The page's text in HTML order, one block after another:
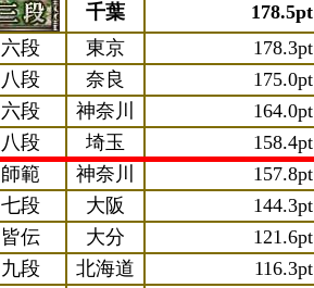
千葉
178.5pt
六段 東京
178.3pt
八段 奈良
175.0pt
六段 神奈川
164.0pt
八段 埼玉
158.4pt
師範 神奈川
157.8pt
七段 大阪
144.3pt
皆伝 大分
121.6pt
九段 北海道
116.3pt